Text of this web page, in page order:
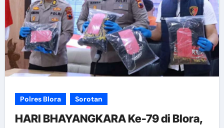
Polres Blora Sorotan
HARI BHAYANGKARA Ke-79 di Blora,